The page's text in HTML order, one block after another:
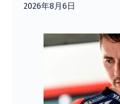
2026年8月6日